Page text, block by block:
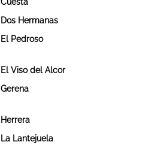
Dos Hermanas
El Pedroso
El Viso del Alcor
Gerena
Herrera
La Lantejuela